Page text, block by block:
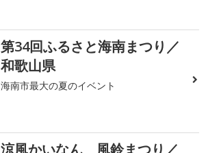
第34回ふるさと海南まつり／
和歌山県
海南市最大の夏のイベント
涼風かいなん 風鈴まつり／